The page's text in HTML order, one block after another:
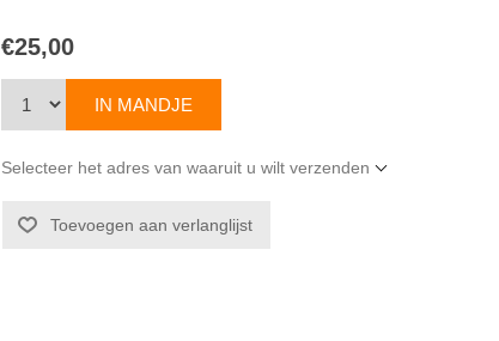
€25,00
Selecteer het adres van waaruit u wilt verzenden